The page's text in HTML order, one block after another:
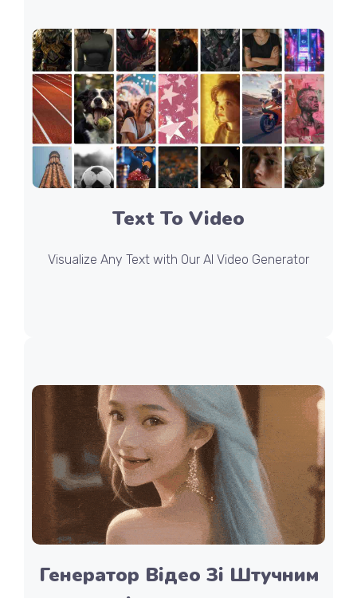
Text To Video
Visualize Any Text with Our AI Video Generator
Генератор Відео Зі Штучним